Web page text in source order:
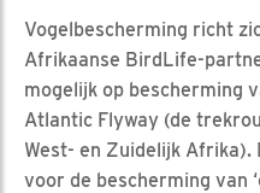
Vogelbescherming richt
Afrikaanse BirdLife-
mogelijk op bescherming
Atlantic Flyway (de
West- en Zuidelijk
voor de bescherming van